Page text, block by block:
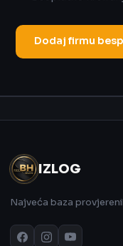
Dodaj firmu
IZLOG
Najveća baza